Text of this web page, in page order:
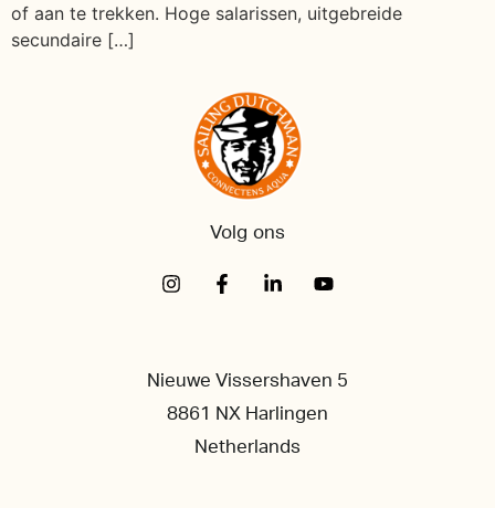
of aan te trekken. Hoge salarissen, uitgebreide
secundaire […]
Volg ons
Nieuwe Vissershaven 5
8861 NX Harlingen
Netherlands